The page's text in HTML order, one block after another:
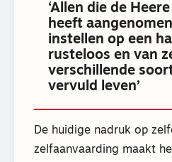
‘Allen die de
heeft
instellen op een
rusteloos en van
verschillende
vervuld leven’
De huidige nadruk op
zelfaanvaarding maakt